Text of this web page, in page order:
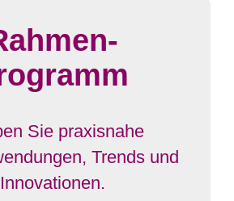
Sie praxisnahe
Trends und
Innovationen.